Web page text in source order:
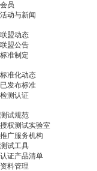
会员
活动与新闻
联盟动态
联盟公告
标准制定
标准化动态
已发布标准
检测认证
测试规范
授权测试实验室
推广服务机构
测试工具
认证产品清单
资料管理